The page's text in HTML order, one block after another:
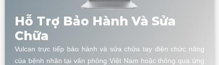
Hỗ Trợ Bảo Hành Và Sửa
Chữa
Vulcan trực tiếp bảo hành và sửa chữa tay điện chức năng
của bệnh nhân tại văn phòng Việt Nam hoặc thông qua ứng